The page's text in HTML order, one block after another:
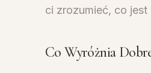
ci zrozumieć, co jest
Co Wyróżnia